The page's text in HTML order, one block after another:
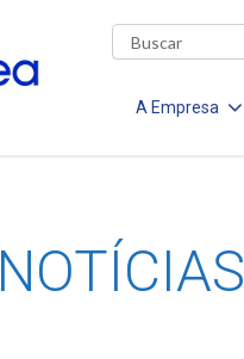
A Empresa
NOTÍCIAS